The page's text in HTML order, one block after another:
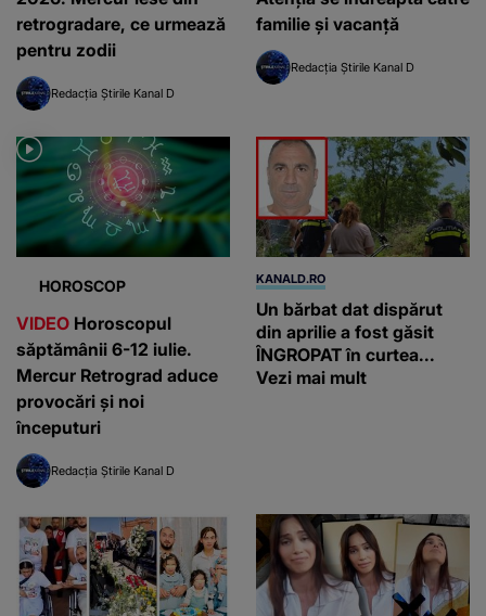
retrogradare, ce urmează
pentru zodii
Redacția Știrile Kanal D
familie și vacanță
Redacția Știrile Kanal D
HOROSCOP
VIDEO Horoscopul
săptămânii 6-12 iulie.
Mercur Retrograd aduce
provocări și noi
începuturi
Redacția Știrile Kanal D
KANALD.RO
Un bărbat dat dispărut
din aprilie a fost găsit
ÎNGROPAT în curtea...
Vezi mai mult